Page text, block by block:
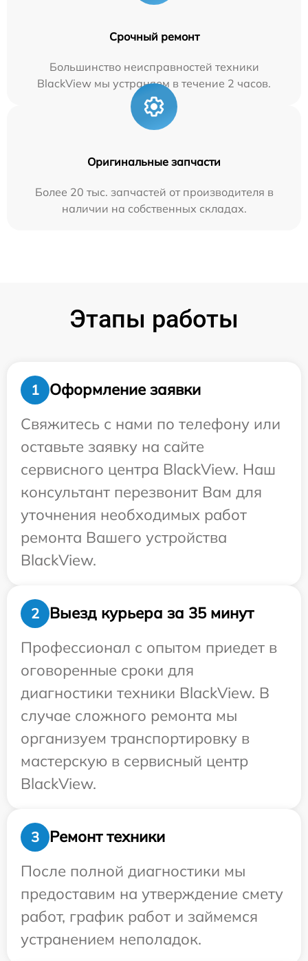
Срочный ремонт
Большинство неисправностей техники
BlackView мы устраняем в течение 2 часов.
Оригинальные запчасти
Более 20 тыс. запчастей от производителя в
наличии на собственных складах.
Этапы работы
1
Оформление заявки
Свяжитесь с нами по телефону или
оставьте заявку на сайте
сервисного центра BlackView. Наш
консультант перезвонит Вам для
уточнения необходимых работ
ремонта Вашего устройства
BlackView.
2
Выезд курьера за 35 минут
Профессионал с опытом приедет в
оговоренные сроки для
диагностики техники BlackView. В
случае сложного ремонта мы
организуем транспортировку в
мастерскую в сервисный центр
BlackView.
3
Ремонт техники
После полной диагностики мы
предоставим на утверждение смету
работ, график работ и займемся
устранением неполадок.